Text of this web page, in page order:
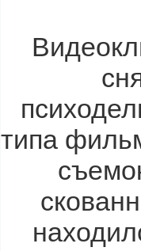
типа